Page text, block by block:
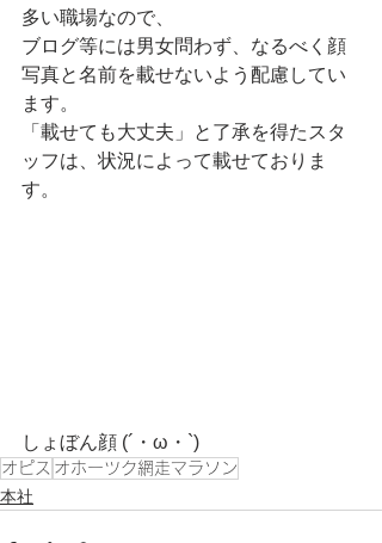
多い職場なので、
ブログ等には男女問わず、なるべく顔
写真と名前を載せないよう配慮してい
ます。
「載せても大丈夫」と了承を得たスタ
ッフは、状況によって載せておりま
す。
しょぼん顔 (´・ω・`)
オピス オホーツク網走マラソン
本社